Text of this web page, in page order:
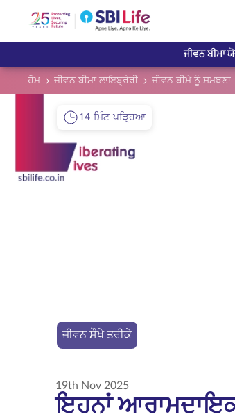
ਜੀਵਨ ਬੀਮਾ
ਹੋਮ ਜੀਵਨ ਬੀਮਾ ਲਾਇਬ੍ਰੇਰੀ ਜੀਵਨ ਬੀਮੇ ਨੂੰ ਸਮਝਣਾ
14 ਮਿੰਟ ਪੜ੍ਹਿਆ
ਜੀਵਨ ਸੌਖੇ ਤਰੀਕੇ
19th Nov 2025
ਇਹਨਾਂ ਆਰਾਮਦਾਇਕ